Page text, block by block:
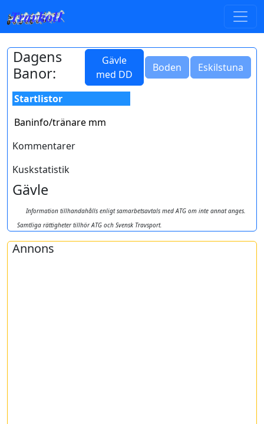
Dagens
Banor:
Gävle
med DD
Boden Eskilstuna
Startlistor
Baninfo/tränare mm
Kommentarer
Kuskstatistik
Gävle
Information tillhandahålls enligt samarbetsavtals med ATG om inte annat anges.
Samtliga rättigheter tillhör ATG och Svensk Travsport.
Annons